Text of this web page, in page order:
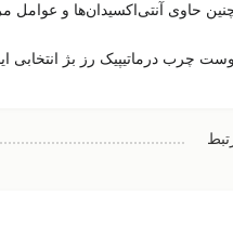
حاوی آنتی‌اکسیدان‌ها و
چرب درماتیپیک رز بژ انتخابی